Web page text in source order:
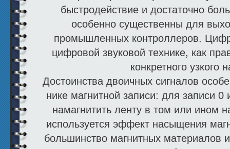
быстродействие и достаточно
особенно существенны для
промышленных контроллеров.
цифровой звуковой технике, как
конкретного узкого
Достоинства двоичных сигналов
нике магнитной записи: для записи
намаг­нитить ленту в том или ином
использует­ся эффект насыщения
большинство маг­нитных материалов